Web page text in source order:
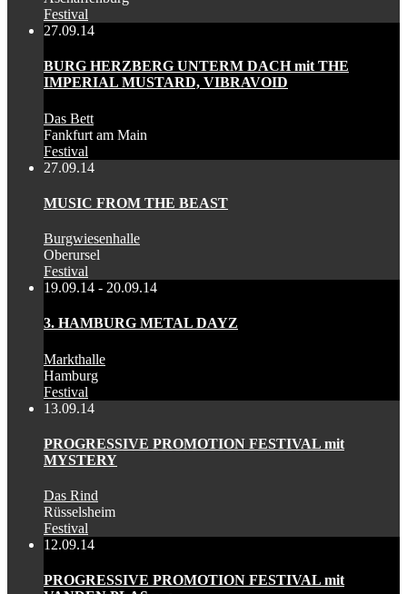
Festival
27.09.14
BURG HERZBERG UNTERM DACH mit THE
IMPERIAL MUSTARD, VIBRAVOID
Das Bett
Fankfurt am Main
Festival
27.09.14
MUSIC FROM THE BEAST
Burgwiesenhalle
Oberursel
Festival
19.09.14 - 20.09.14
3. HAMBURG METAL DAYZ
Markthalle
Hamburg
Festival
13.09.14
PROGRESSIVE PROMOTION FESTIVAL mit
MYSTERY
Das Rind
Rüsselsheim
Festival
12.09.14
PROGRESSIVE PROMOTION FESTIVAL mit